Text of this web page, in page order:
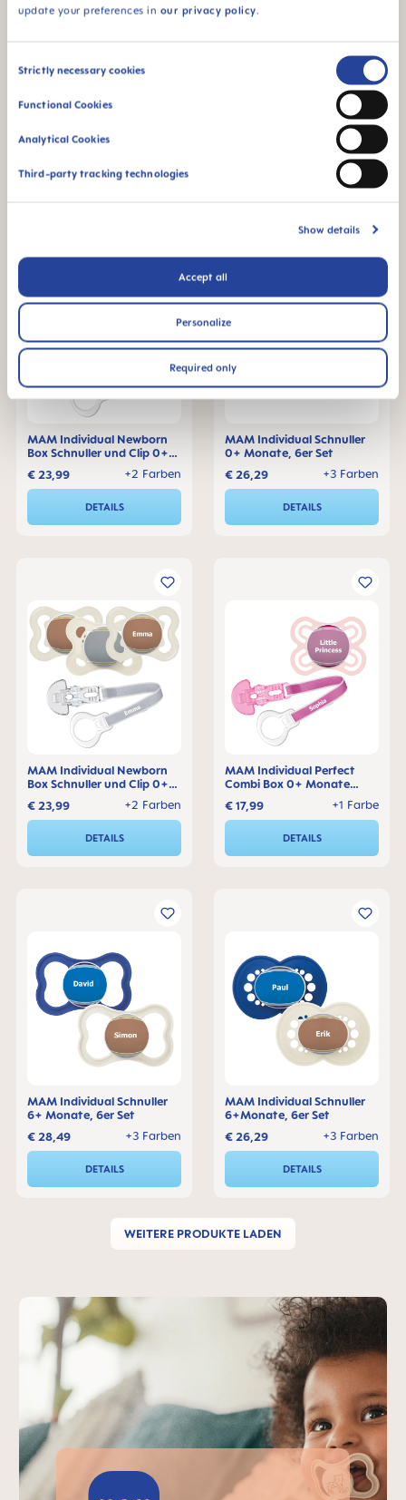
update your preferences in our privacy policy.
Consent
Strictly necessary cookies
Functional Cookies
Analytical Cookies
Third-party tracking technologies
Show details
Accept all
Personalize
Required only
MAM Individual Schnuller
€ 26,29
DETAILS
MAM Individual Schnuller
+3 Farben
MAM Individual Newborn
Box Schnuller und Clip 0+
+2 Farben
€ 23,99
DETAILS
MAM Individual Schnuller
0+ Monate, 6er Set
+3 Farben
€ 26,29
DETAILS
MAM Individual Newborn
Box Schnuller und Clip 0+
+2 Farben
€ 23,99
DETAILS
MAM Individual Perfect
Combi Box 0+ Monate
+1 Farbe
€ 17,99
DETAILS
MAM Individual Schnuller
6+ Monate, 6er Set
+3 Farben
€ 28,49
DETAILS
MAM Individual Schnuller
6+Monate, 6er Set
+3 Farben
€ 26,29
DETAILS
WEITERE PRODUKTE LADEN
MAM-Teaser überspringen